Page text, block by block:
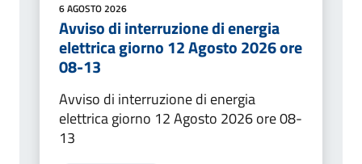
6 AGOSTO 2026
Avviso di interruzione di energia
elettrica giorno 12 Agosto 2026 ore
08-13
Avviso di interruzione di energia
elettrica giorno 12 Agosto 2026 ore 08-
13